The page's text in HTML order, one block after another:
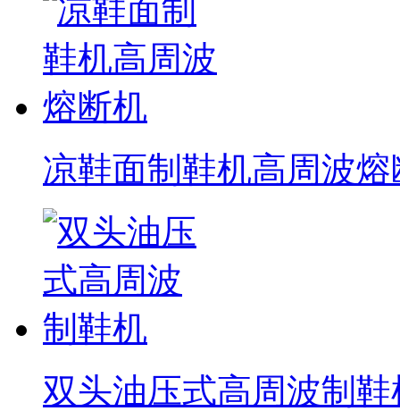
凉鞋面制鞋机高周波熔
双头油压式高周波制鞋